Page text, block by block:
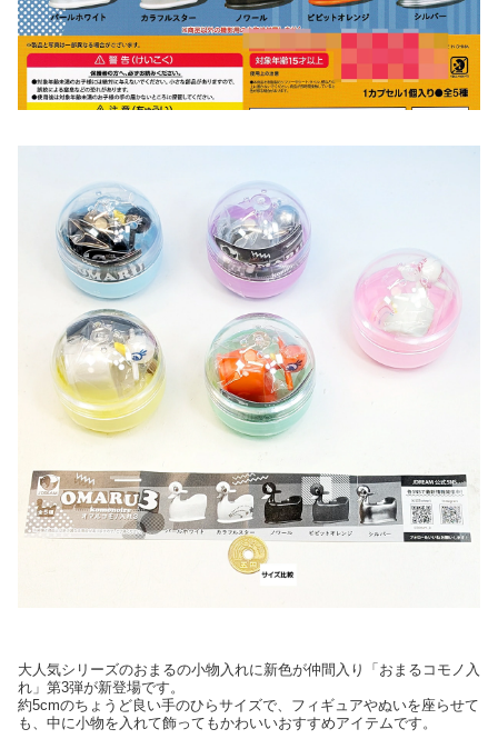
大人気シリーズのおまるの小物入れに新色が仲間入り「おまるコモノ入
れ」第3弾が新登場です。
約5cmのちょうど良い手のひらサイズで、フィギュアやぬいを座らせて
も、中に小物を入れて飾ってもかわいいおすすめアイテムです。